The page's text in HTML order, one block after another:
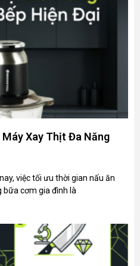
Máy Xay Thịt Đa Năng
việc tối ưu thời gian nấu ăn
cơm gia đình là